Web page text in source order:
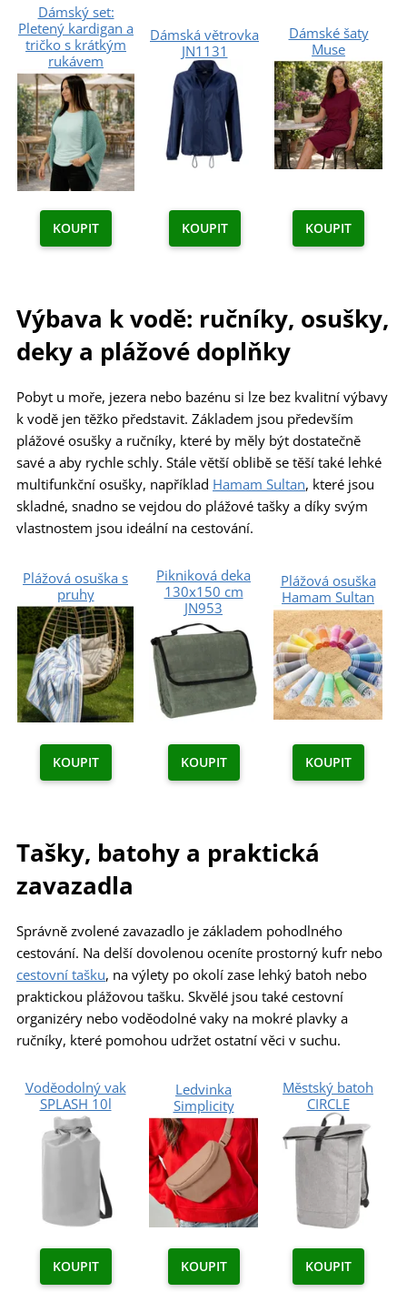
Dámský set:
Pletený kardigan a
tričko s krátkým
rukávem
Dámská větrovka
JN1131
Dámské šaty
Muse
KOUPIT KOUPIT KOUPIT
Výbava k vodě: ručníky, osušky,
deky a plážové doplňky
Pobyt u moře, jezera nebo bazénu si lze bez kvalitní výbavy
k vodě jen těžko představit. Základem jsou především
plážové osušky a ručníky, které by měly být dostatečně
savé a aby rychle schly. Stále větší oblibě se těší také lehké
multifunkční osušky, například Hamam Sultan, které jsou
skladné, snadno se vejdou do plážové tašky a díky svým
vlastnostem jsou ideální na cestování.
Plážová osuška s
pruhy
Pikniková deka
130x150 cm
JN953
Plážová osuška
Hamam Sultan
KOUPIT KOUPIT KOUPIT
Tašky, batohy a praktická
zavazadla
Správně zvolené zavazadlo je základem pohodlného
cestování. Na delší dovolenou oceníte prostorný kufr nebo
cestovní tašku, na výlety po okolí zase lehký batoh nebo
praktickou plážovou tašku. Skvělé jsou také cestovní
organizéry nebo voděodolné vaky na mokré plavky a
ručníky, které pomohou udržet ostatní věci v suchu.
Voděodolný vak
SPLASH 10l
Ledvinka
Simplicity
Městský batoh
CIRCLE
KOUPIT KOUPIT KOUPIT